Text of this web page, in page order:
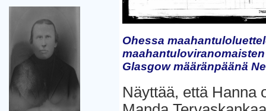
Ohessa
Glasgow määränpäänä
Näyttää, että Hanna